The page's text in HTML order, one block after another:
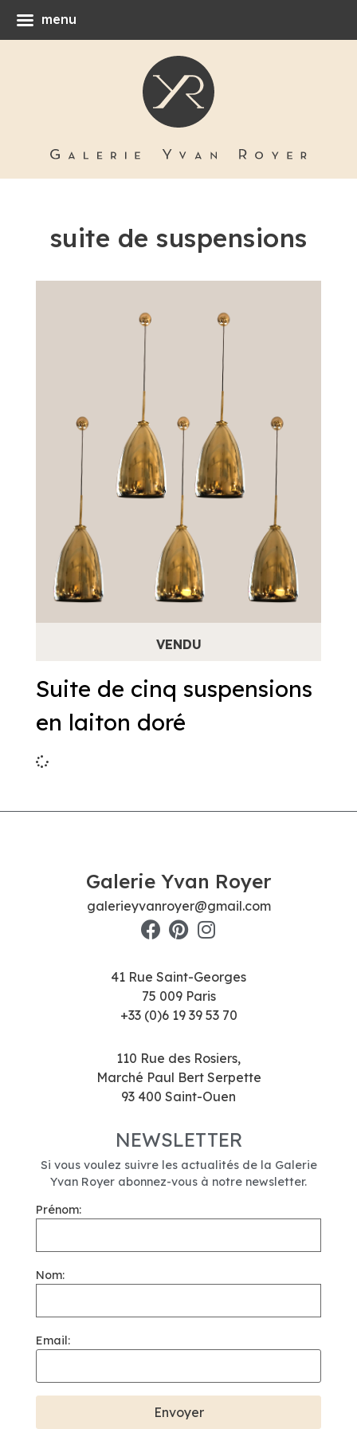
suite de suspensions
Suite de cinq suspensions
en laiton doré
Galerie Yvan Royer
galerieyvanroyer@gmail.com
41 Rue Saint-Georges
75 009 Paris
+33 (0)6 19 39 53 70
110 Rue des Rosiers,
Marché Paul Bert Serpette
93 400 Saint-Ouen
NEWSLETTER
Si vous voulez suivre les actualités de la Galerie
Yvan Royer abonnez-vous à notre newsletter.
Prénom:
Nom:
Email:
menu